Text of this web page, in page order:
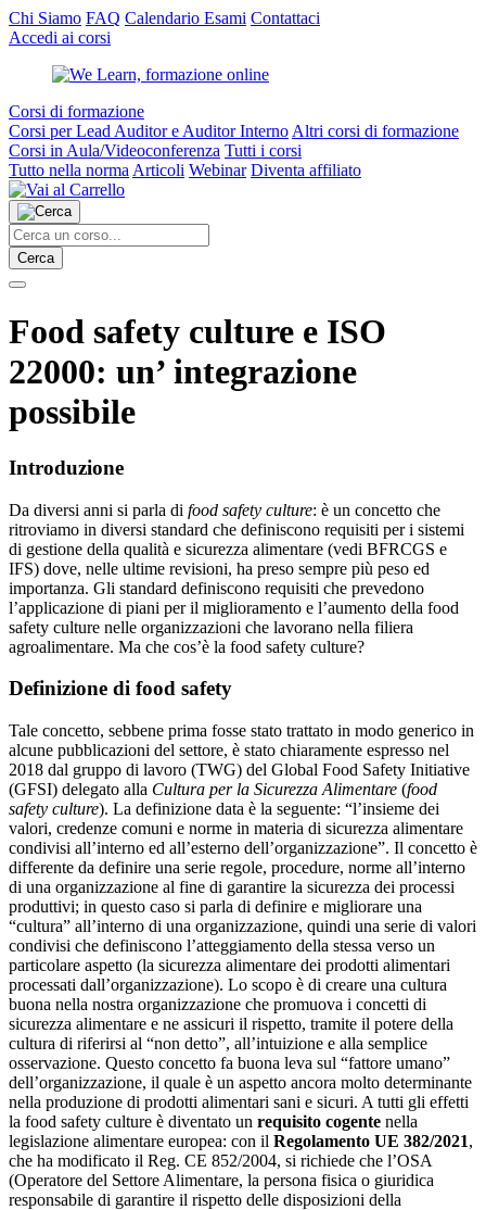
Chi Siamo FAQ Calendario Esami Contattaci
Accedi ai corsi
Corsi di formazione
Corsi per Lead Auditor e Auditor Interno Altri corsi di formazione
Corsi in Aula/Videoconferenza Tutti i corsi
Tutto nella norma Articoli Webinar Diventa affiliato
Cerca
Food safety culture e ISO
22000: un’ integrazione
possibile
Introduzione
Da diversi anni si parla di food safety culture: è un concetto che
ritroviamo in diversi standard che definiscono requisiti per i sistemi
di gestione della qualità e sicurezza alimentare (vedi BFRCGS e
IFS) dove, nelle ultime revisioni, ha preso sempre più peso ed
importanza. Gli standard definiscono requisiti che prevedono
l’applicazione di piani per il miglioramento e l’aumento della food
safety culture nelle organizzazioni che lavorano nella filiera
agroalimentare. Ma che cos’è la food safety culture?
Definizione di food safety
Tale concetto, sebbene prima fosse stato trattato in modo generico in
alcune pubblicazioni del settore, è stato chiaramente espresso nel
2018 dal gruppo di lavoro (TWG) del Global Food Safety Initiative
(GFSI) delegato alla Cultura per la Sicurezza Alimentare (food
safety culture). La definizione data è la seguente: “l’insieme dei
valori, credenze comuni e norme in materia di sicurezza alimentare
condivisi all’interno ed all’esterno dell’organizzazione”. Il concetto è
differente da definire una serie regole, procedure, norme all’interno
di una organizzazione al fine di garantire la sicurezza dei processi
produttivi; in questo caso si parla di definire e migliorare una
“cultura” all’interno di una organizzazione, quindi una serie di valori
condivisi che definiscono l’atteggiamento della stessa verso un
particolare aspetto (la sicurezza alimentare dei prodotti alimentari
processati dall’organizzazione). Lo scopo è di creare una cultura
buona nella nostra organizzazione che promuova i concetti di
sicurezza alimentare e ne assicuri il rispetto, tramite il potere della
cultura di riferirsi al “non detto”, all’intuizione e alla semplice
osservazione. Questo concetto fa buona leva sul “fattore umano”
dell’organizzazione, il quale è un aspetto ancora molto determinante
nella produzione di prodotti alimentari sani e sicuri. A tutti gli effetti
la food safety culture è diventato un requisito cogente nella
legislazione alimentare europea: con il Regolamento UE 382/2021,
che ha modificato il Reg. CE 852/2004, si richiede che l’OSA
(Operatore del Settore Alimentare, la persona fisica o giuridica
responsabile di garantire il rispetto delle disposizioni della